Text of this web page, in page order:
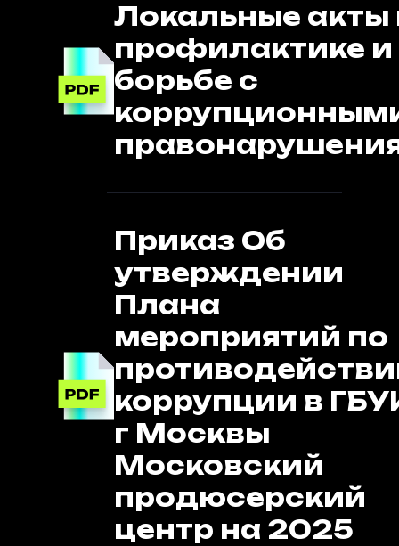
Локальные акты
профилактике и
борьбе с
Приказ Об
утверждении
Плана
мероприятий по
коррупции в
г Москвы
Московский
продюсерский
центр на 2025